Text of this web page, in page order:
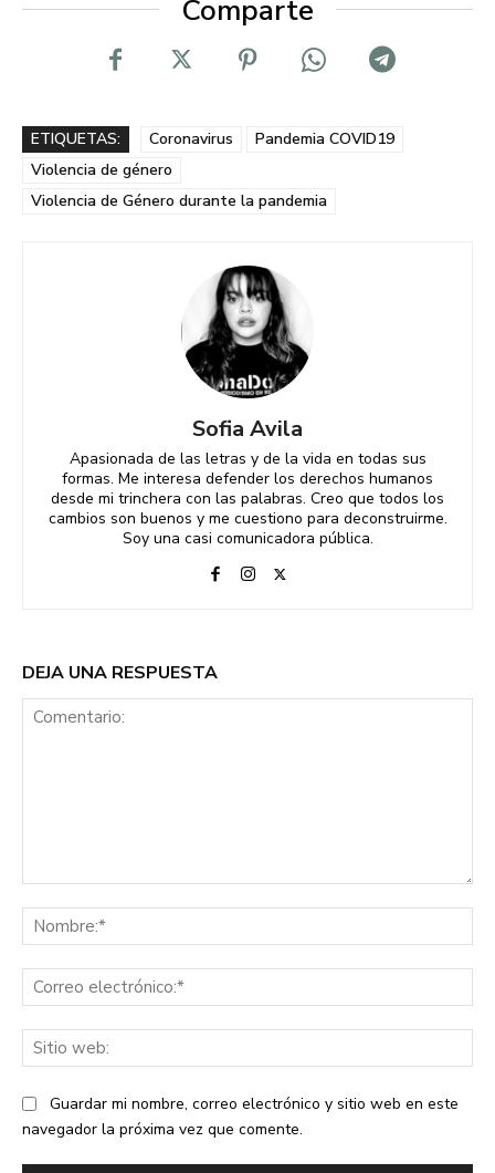
Comparte
ETIQUETAS: Coronavirus
Pandemia COVID19
Violencia de género
Violencia de Género durante la pandemia
Sofia Avila
Apasionada de las letras y de la vida en todas sus
formas. Me interesa defender los derechos humanos
desde mi trinchera con las palabras. Creo que todos los
cambios son buenos y me cuestiono para deconstruirme.
Soy una casi comunicadora pública.
DEJA UNA RESPUESTA
Guardar mi nombre, correo electrónico y sitio web en este
navegador la próxima vez que comente.